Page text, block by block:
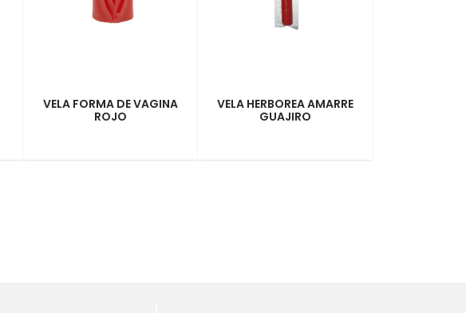
VELA FORMA DE VAGINA
ROJO
VELA HERBOREA AMARRE
GUAJIRO